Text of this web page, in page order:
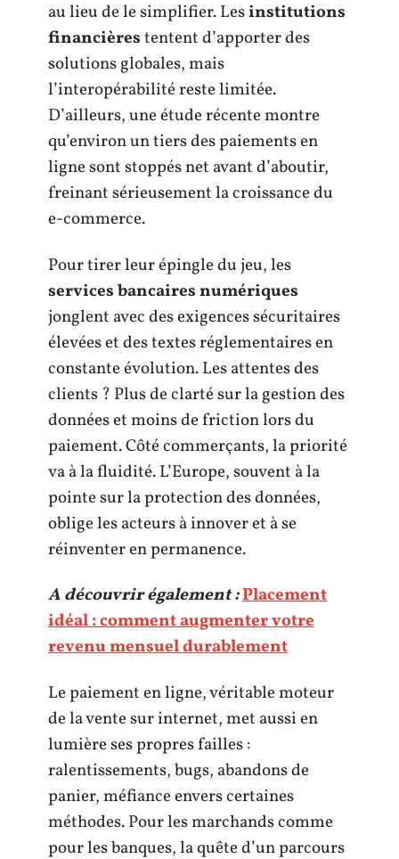
au lieu de le simplifier. Lesinstitutions
financièrestentent d’apporter des
solutions globales, mais
l’interopérabilité reste limitée.
D’ailleurs, une étude récente montre
qu’environ un tiers des paiements en
ligne sont stoppés net avant d’aboutir,
freinant sérieusement la croissance du
e-commerce.
Pour tirer leur épingle du jeu, les
services bancaires numériques
jonglent avec des exigences sécuritaires
élevées et des textes réglementaires en
constante évolution. Les attentes des
clients ? Plus de clarté sur la gestion des
données et moins de friction lors du
paiement. Côté commerçants, la priorité
va à la fluidité. L’Europe, souvent à la
pointe sur la protection des données,
oblige les acteurs à innover et à se
réinventer en permanence.
A découvrir également :Placement
idéal : comment augmenter votre
revenu mensuel durablement
Le paiement en ligne, véritable moteur
de la vente sur internet, met aussi en
lumière ses propres failles :
ralentissements, bugs, abandons de
panier, méfiance envers certaines
méthodes. Pour les marchands comme
pour les banques, la quête d’un parcours